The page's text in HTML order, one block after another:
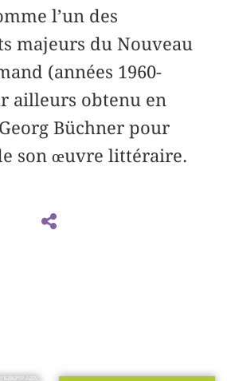
l’un des
majeurs du Nouveau
(années 1960-
ailleurs obtenu en
Büchner pour
son œuvre littéraire.